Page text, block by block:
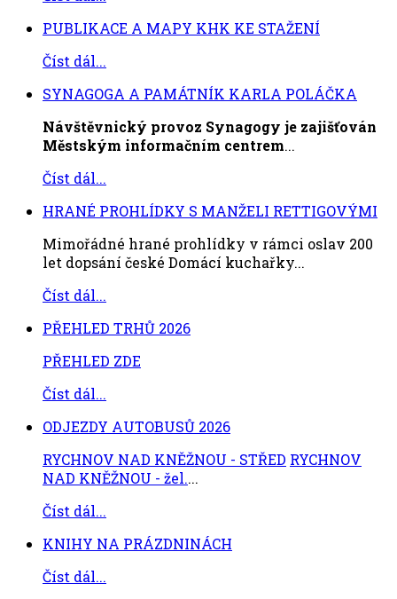
PUBLIKACE A MAPY KHK KE STAŽENÍ
Číst dál...
SYNAGOGA A PAMÁTNÍK KARLA POLÁČKA
Návštěvnický provoz Synagogy je zajišťován
Městským informačním centrem...
Číst dál...
HRANÉ PROHLÍDKY S MANŽELI RETTIGOVÝMI
Mimořádné hrané prohlídky v rámci oslav 200
let dopsání české Domácí kuchařky...
Číst dál...
PŘEHLED TRHŮ 2026
PŘEHLED ZDE
Číst dál...
ODJEZDY AUTOBUSŮ 2026
RYCHNOV NAD KNĚŽNOU - STŘED RYCHNOV
NAD KNĚŽNOU - žel....
Číst dál...
KNIHY NA PRÁZDNINÁCH
Číst dál...